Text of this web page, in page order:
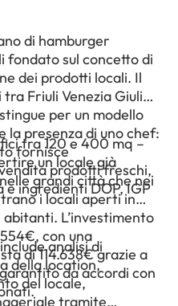
di hamburger
sul concetto di
dei prodotti locali. Il
Friuli Venezia Giulia,
per un modello
la presenza di uno chef:
fornisce
prodotti freschi,
ingredienti DOP, IGP
tra 120 e 400 mq –
un locale già
grandi città che nei
i locali aperti in
L’investimento
con una
di 114.638€ grazie a
da accordi con
analisi di
della location,
del locale,
tramite